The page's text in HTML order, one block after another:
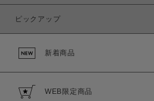
ピックアップ
新着商品
WEB限定商品